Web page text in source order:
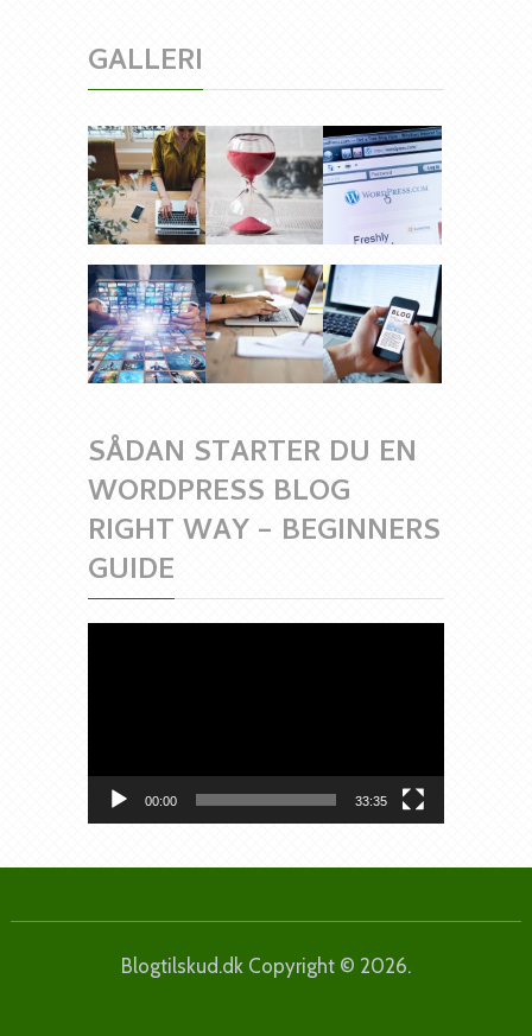
GALLERI
SÅDAN STARTER DU EN
WORDPRESS BLOG
RIGHT WAY – BEGINNERS
GUIDE
Videoafspiller
00:00 33:35
Blogtilskud.dkCopyright © 2026.